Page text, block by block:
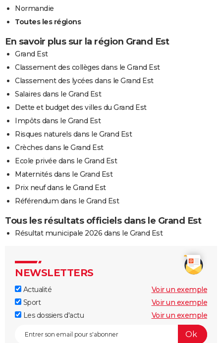
Normandie
Toutes les régions
En savoir plus sur la région Grand Est
Grand Est
Classement des collèges dans le Grand Est
Classement des lycées dans le Grand Est
Salaires dans le Grand Est
Dette et budget des villes du Grand Est
Impôts dans le Grand Est
Risques naturels dans le Grand Est
Crèches dans le Grand Est
Ecole privée dans le Grand Est
Maternités dans le Grand Est
Prix neuf dans le Grand Est
Référendum dans le Grand Est
Tous les résultats officiels dans le Grand Est
Résultat municipale 2026 dans le Grand Est
NEWSLETTERS
Actualité
Voir un exemple
Sport
Voir un exemple
Les dossiers d'actu
Voir un exemple